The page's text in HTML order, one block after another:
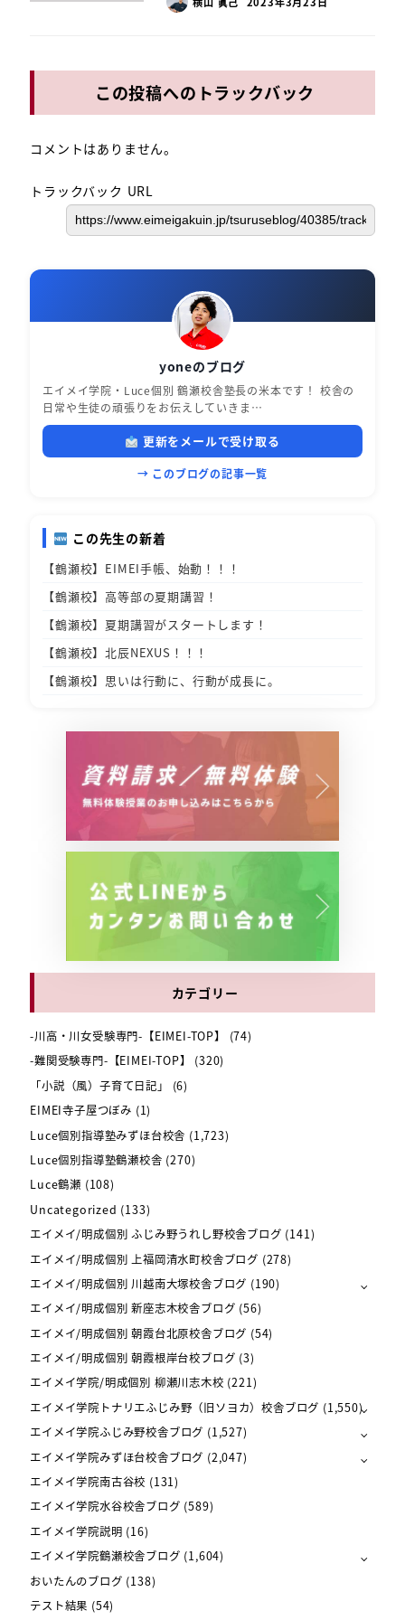
この投稿へのトラックバック
コメントはありません。
トラックバック URL
yoneのブログ
エイメイ学院・Luce個別 鶴瀬校舎塾長の米本です！ 校舎の
日常や生徒の頑張りをお伝えしていきま…
更新をメールで受け取る
→ このブログの記事一覧
この先生の新着
【鶴瀬校】EIMEI手帳、始動！！！
【鶴瀬校】高等部の夏期講習！
【鶴瀬校】夏期講習がスタートします！
【鶴瀬校】北辰NEXUS！！！
【鶴瀬校】思いは行動に、行動が成長に。
カテゴリー
-川高・川女受験専門-【EIMEI-TOP】
(74)
-難関受験専門-【EIMEI-TOP】
(320)
「小説（風）子育て日記」
(6)
EIMEI寺子屋つぼみ (1)
Luce個別指導塾みずほ台校舎 (1,723)
Luce個別指導塾鶴瀬校舎 (270)
Luce鶴瀬 (108)
Uncategorized (133)
エイメイ/明成個別 ふじみ野うれし野校舎ブログ (141)
エイメイ/明成個別 上福岡清水町校舎ブログ (278)
エイメイ/明成個別 川越南大塚校舎ブログ (190)
エイメイ/明成個別 新座志木校舎ブログ (56)
エイメイ/明成個別 朝霞台北原校舎ブログ (54)
エイメイ/明成個別 朝霞根岸台校ブログ (3)
エイメイ学院/明成個別 柳瀬川志木校 (221)
エイメイ学院トナリエふじみ野（旧ソヨカ）校舎ブログ (1,550)
エイメイ学院ふじみ野校舎ブログ (1,527)
エイメイ学院みずほ台校舎ブログ (2,047)
エイメイ学院南古谷校 (131)
エイメイ学院水谷校舎ブログ (589)
エイメイ学院説明 (16)
エイメイ学院鶴瀬校舎ブログ (1,604)
おいたんのブログ (138)
テスト結果 (54)